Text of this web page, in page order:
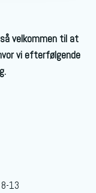
velkommen til at
vi efterfølgende
13